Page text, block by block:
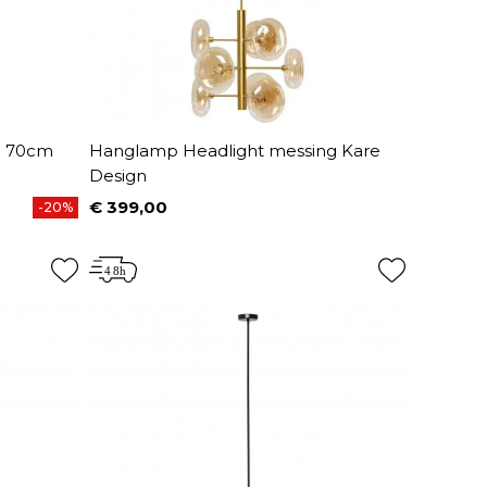
70cm
-20%
Hanglamp Headlight messing Kare
Design
Prijs
€ 399,00